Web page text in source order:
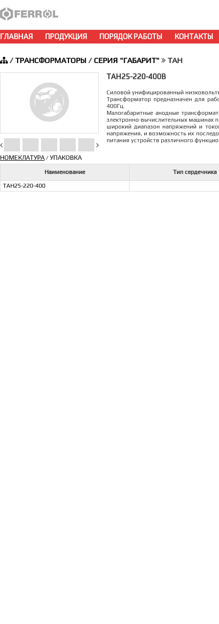
ГЛАВНАЯ ПРОДУКЦИЯ ПОРЯДОК РАБОТЫ КОНТАКТЫ
/ТРАНСФОРМАТОРЫ / СЕРИЯ "ГАБАРИТ" ТАН
ТАН25-220-400В
Силовой унифицированный
Трансформатор предназначен для
400Гц.
Малогабаритные aнодные
электронно-вычислительных машинах
широкий диапазон напряжений и
напряжения, и возможность их
питания устройств различного
НОМЕКЛАТУРА/ УПАКОВКА
Наименование
Тип сердечника
ТАН25-220-400